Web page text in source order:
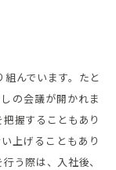
んでいます。たと
の会議が開かれま
握することもあり
上げることもあり
う際は、入社後、